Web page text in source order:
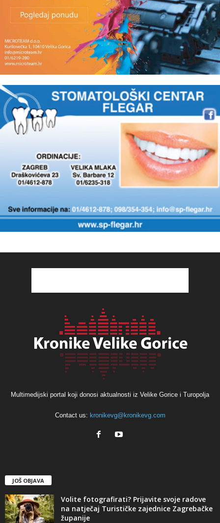
Multimedijski portal koji donosi aktualnosti iz Velike Gorice i Turopolja
Contact us: kronikevg@kronikevg.com
JOŠ OBJAVA
Volite fotografirati? Prijavite svoje radove
na natječaj Turističke zajednice Zagrebačke
županije